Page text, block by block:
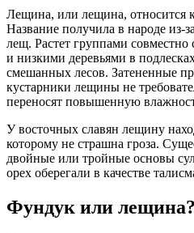
Лещина, или лещина, относится
Название получила в народе из-
лещ. Растет группами
и низкими деревьями в
смешанных лесов. Затененные
кустарники лещины не
переносят повышенную
У восточных славян лещину
которому не страшна гроза.
двойные или тройные основы
орех оберегали в качестве
Фундук или лещина?